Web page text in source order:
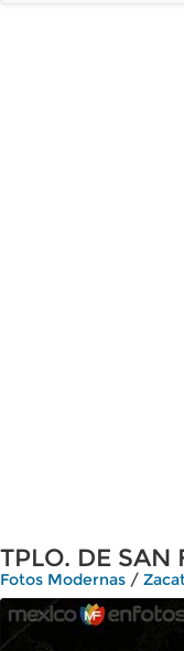
TPLO. DE SAN
Fotos Modernas /